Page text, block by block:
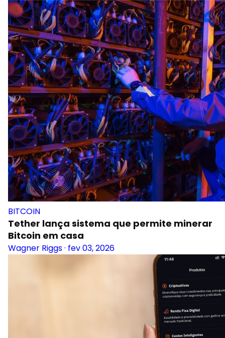
BITCOIN
Tether lança sistema que permite minerar
Bitcoin em casa
Wagner Riggs· fev 03, 2026